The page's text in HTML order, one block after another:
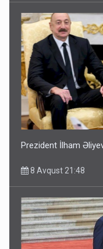
Prezident İlham
8 Avqust 21:48